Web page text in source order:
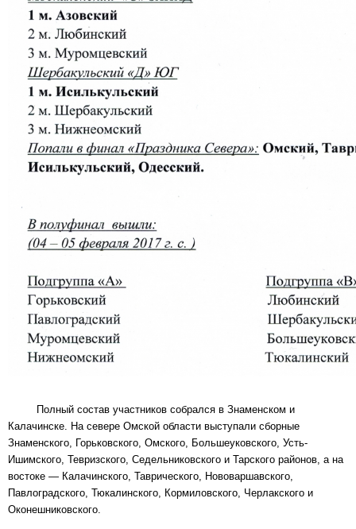
Полный состав участников собрался в Знаменском и
Калачинске. На севере Омской области выступали сборные
Знаменского, Горьковского, Омского, Большеуковского, Усть-
Ишимского, Тевризского, Седельниковского и Тарского районов, а на
востоке — Калачинского, Таврического, Нововаршавского,
Павлоградского, Тюкалинского, Кормиловского, Черлакского и
Оконешниковского.